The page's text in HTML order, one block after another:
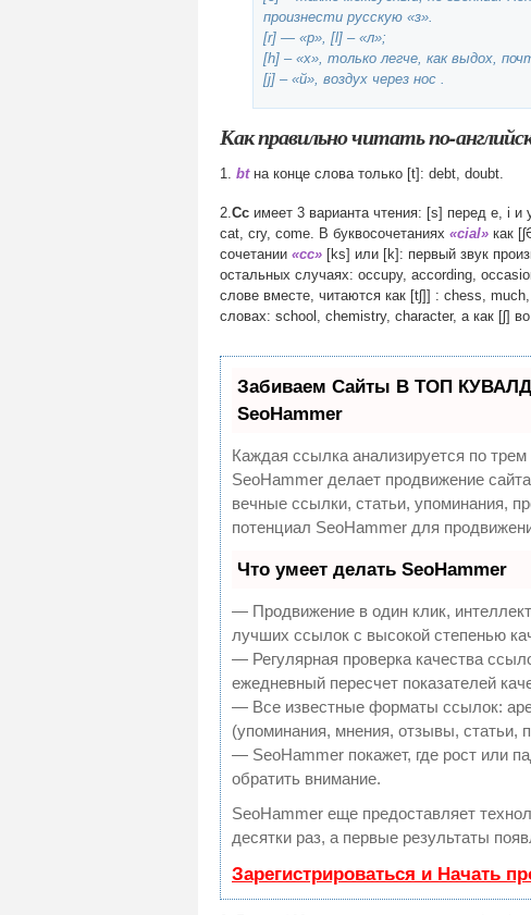
произнести русскую «з».
[r] — «р», [l] – «л»;
[h] – «х», только легче, как выдох,
[j] – «й», воздух через нос .
Как правильно читать по-
1. btна конце слова только [t]: debt, doubt.
2.Cc имеет 3 варианта чтения: [s] перед e, i
cat, cry, come. В буквосочетаниях «cial» как
сочетании «cc» [ks] или [k]: первый звук
остальных случаях: occupy, according,
слове вместе, читаются как [tʃ]] : chess,
словах: school, chemistry, character, а как [ʃ]
Забиваем Сайты В ТОП
SeoHammer
Каждая ссылка анализируется по трем
SeoHammer делает продвижение
вечные ссылки, статьи, упоминания,
потенциал SeoHammer для
Что умеет делать SeoHammer
— Продвижение в один клик,
лучших ссылок с высокой степенью
— Регулярная проверка качества
ежедневный пересчет показателей
— Все известные форматы ссылок:
(упоминания, мнения, отзывы, статьи,
— SeoHammer покажет, где рост или
обратить внимание.
SeoHammer еще предоставляет
десятки раз, а первые результаты
Зарегистрироваться и Начать